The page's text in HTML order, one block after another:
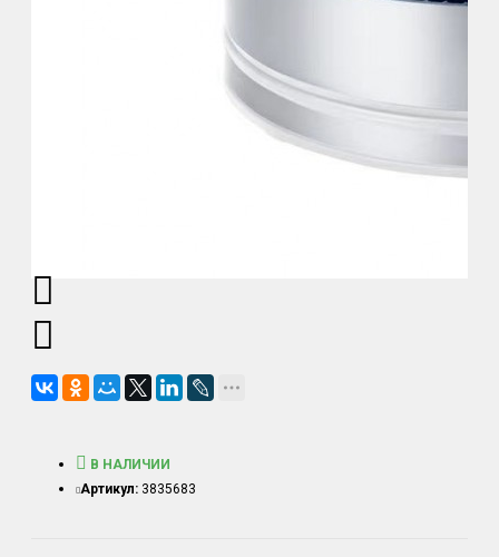
В НАЛИЧИИ
Артикул: 3835683